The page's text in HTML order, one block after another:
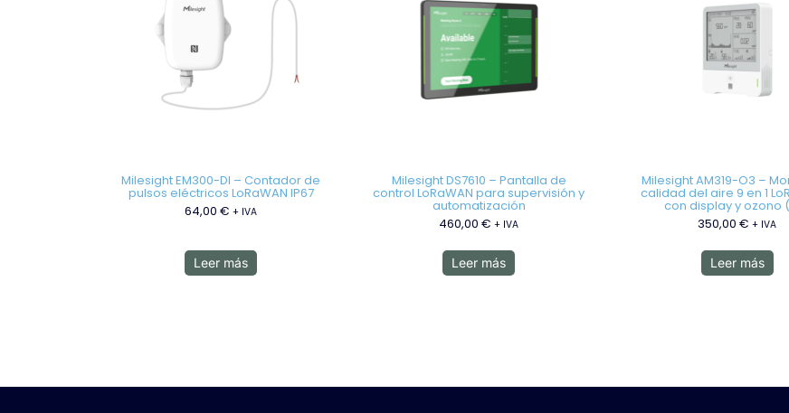
Milesight EM300-DI – Contador de
pulsos eléctricos LoRaWAN IP67
64,00€ + IVA
Leer más
Milesight DS7610 – Pantalla de
control LoRaWAN para supervisión y
automatización
460,00€ + IVA
Leer más
Milesight AM319-O3 –
calidad del aire 9 en 1
con display y ozono
350,00€ + IVA
Leer más